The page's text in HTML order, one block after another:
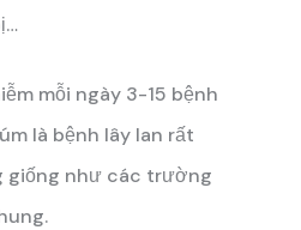
mỗi ngày 3-15 bệnh
là bệnh lây lan rất
giống như các trường